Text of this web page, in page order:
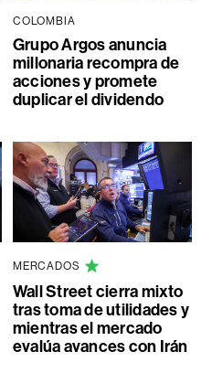
COLOMBIA
Grupo Argos anuncia
millonaria recompra de
acciones y promete
duplicar el dividendo
MERCADOS
Wall Street cierra mixto
tras toma de utilidades y
mientras el mercado
evalúa avances con Irán